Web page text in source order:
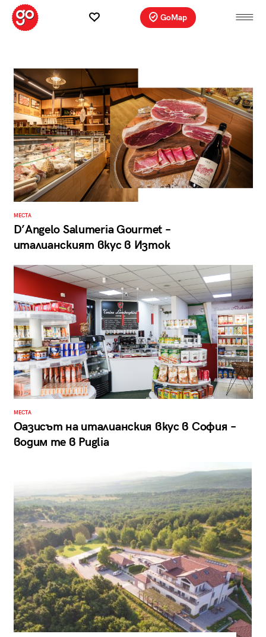
GoMap
МЕСТА
D’Angelo Salumeria Gourmet –
италианският вкус в Изток
МЕСТА
Оазисът на италианския вкус в София –
водим те в Puglia